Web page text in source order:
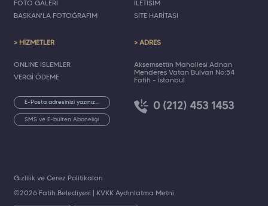
FOTO GALERİ
BAŞKAN'LA FOTOĞRAFIM
İLETİŞİM
SİTE HARİTASI
> HİZMETLER
ONLINE İŞLEMLER
VERGİ ÖDEME
SMS ve E-bülten Aboneliği
> ADRES
Akşemsettin Mahallesi Adnan
Menderes Vatan Bulvarı No:54
Fatih - İstanbul
0 (212) 453 1453
©2026 Fatih Belediyesi | KVKK Aydınlatma Metni
Gizlilik ve Çerez Politikaları